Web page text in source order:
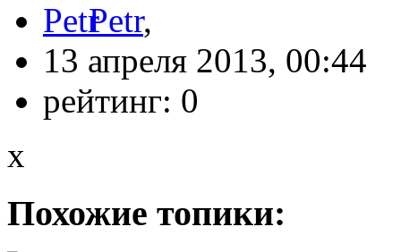
Petr,
13 апреля 2013, 00:44
рейтинг: 0
x
Похожие топики: